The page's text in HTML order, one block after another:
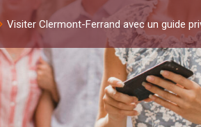
Visiter Clermont-Ferrand avec un guide